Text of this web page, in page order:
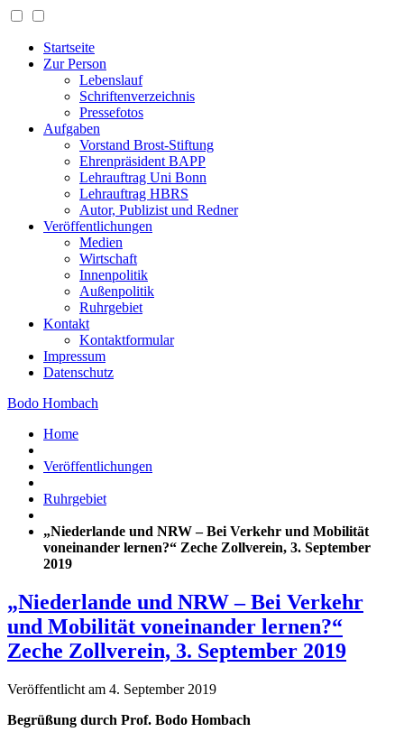
Startseite
Zur Person
Lebenslauf
Schriftenverzeichnis
Pressefotos
Aufgaben
Vorstand Brost-Stiftung
Ehrenpräsident BAPP
Lehrauftrag Uni Bonn
Lehrauftrag HBRS
Autor, Publizist und Redner
Veröffentlichungen
Medien
Wirtschaft
Innenpolitik
Außenpolitik
Ruhrgebiet
Kontakt
Kontaktformular
Impressum
Datenschutz
Bodo Hombach
Home
Veröffentlichungen
Ruhrgebiet
„Niederlande und NRW – Bei Verkehr und Mobilität
voneinander lernen?“ Zeche Zollverein, 3. September
2019
„Niederlande und NRW – Bei Verkehr
und Mobilität voneinander lernen?“
Zeche Zollverein, 3. September 2019
Veröffentlicht am 4. September 2019
Begrüßung durch Prof. Bodo Hombach